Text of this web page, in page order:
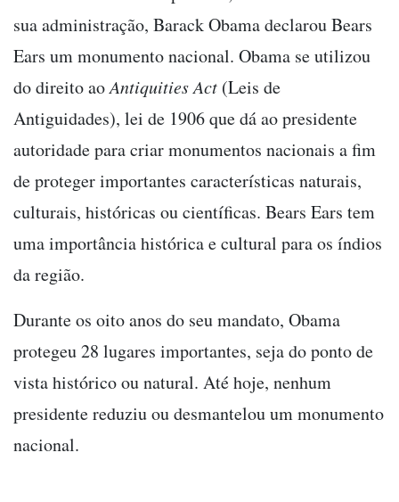
sua administração, Barack Obama declarou Bears
Ears um monumento nacional. Obama se utilizou
do direito aoAntiquities Act (Leis de
Antiguidades), lei de 1906 que dá ao presidente
autoridade para criar monumentos nacionais a fim
de proteger importantes características naturais,
culturais, históricas ou científicas. Bears Ears tem
uma importância histórica e cultural para os índios
da região.
Durante os oito anos do seu mandato, Obama
protegeu 28 lugares importantes, seja do ponto de
vista histórico ou natural. Até hoje, nenhum
presidente reduziu ou desmantelou um monumento
nacional.